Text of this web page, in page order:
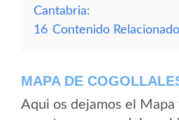
Cantabria:
16 Contenido
MAPA DE
Aqui os dejamos el Mapa